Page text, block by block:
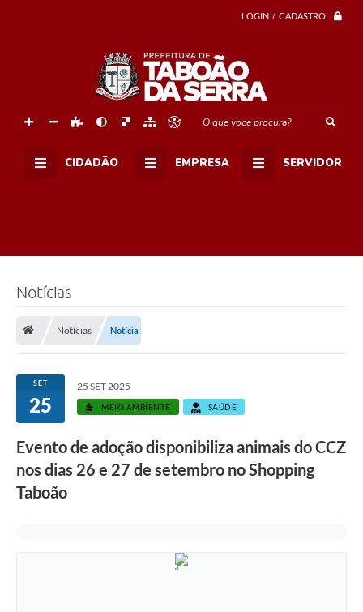
LOGIN / CADASTRO
O que voce procura?
CIDADÃO EMPRESA SERVIDOR
Notícias
Notícias Notícia
SET
25
25 SET 2025
MEIO AMBIENTE SAÚDE
Evento de adoção disponibiliza animais do CCZ
nos dias 26 e 27 de setembro no Shopping
Taboão